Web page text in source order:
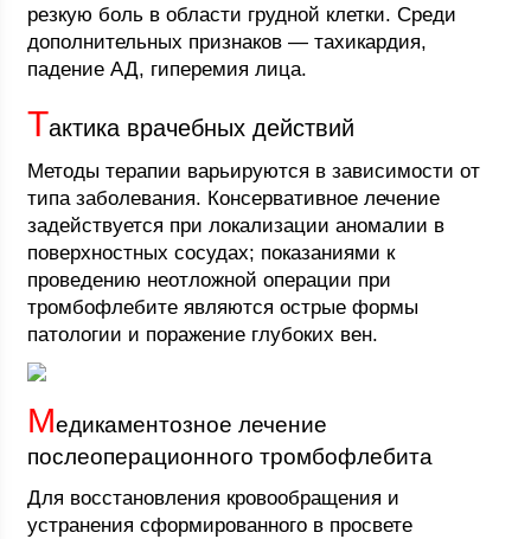
резкую боль в области грудной клетки. Среди
дополнительных признаков — тахикардия,
падение АД, гиперемия лица.
Тактика врачебных действий
Методы терапии варьируются в зависимости от
типа заболевания. Консервативное лечение
задействуется при локализации аномалии в
поверхностных сосудах; показаниями к
проведению неотложной операции при
тромбофлебите являются острые формы
патологии и поражение глубоких вен.
Медикаментозное лечение
послеоперационного тромбофлебита
Для восстановления кровообращения и
устранения сформированного в просвете